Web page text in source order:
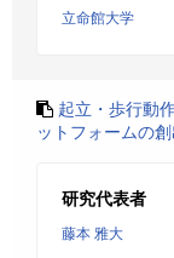
立命館大学
起立・歩行動
ットフォームの創
研究代表者
藤本 雅大